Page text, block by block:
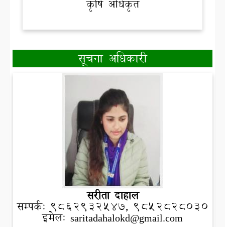
कृषि अधिकृत
सूचना अधिकारी
सरीता दाहाल
सम्पर्क: ९८६२९३२५४७, 9852828030
इमेल: saritadahalokd@gmail.com